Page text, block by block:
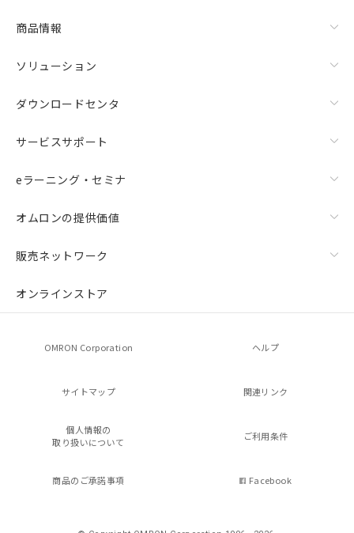
商品情報
ソリューション
ダウンロードセンタ
サービスサポート
eラーニング・セミナ
オムロンの提供価値
販売ネットワーク
オンラインストア
OMRON Corporation ヘルプ
サイトマップ 関連リンク
個人情報の
取り扱いについて
ご利用条件
商品のご承諾事項 Facebook